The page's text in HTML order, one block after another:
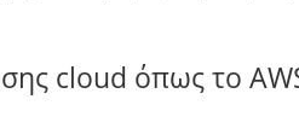
cloud όπως το